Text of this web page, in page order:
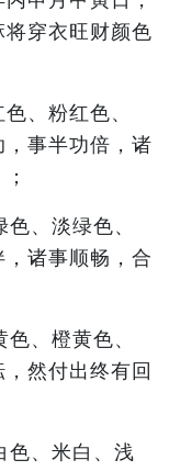
穿衣旺财颜色
色、粉红色、
事半功倍，诸
色、淡绿色、
诸事顺畅，合
色、橙黄色、
然付出终有回
色、米白、浅